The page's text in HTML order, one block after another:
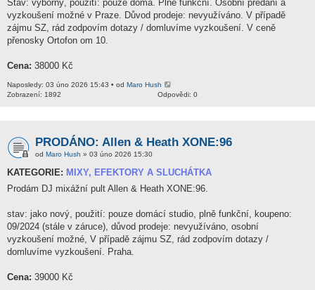
Stav: výborný, použití: pouze doma. Plně funkční. Osobní předání a
vyzkoušení možné v Praze. Důvod prodeje: nevyužíváno. V případě
zájmu SZ, rád zodpovím dotazy / domluvíme vyzkoušení. V ceně
přenosky Ortofon om 10.
Cena: 38000 Kč
Naposledy: 03 úno 2026 15:43 • od Maro Hush
Odpovědi: 0
Zobrazení: 1892
PRODÁNO: Allen & Heath XONE:96
od Maro Hush » 03 úno 2026 15:30
KATEGORIE: MIXY, EFEKTORY A SLUCHÁTKA
Prodám DJ mixážní pult Allen & Heath XONE:96.
stav: jako nový, použití: pouze domácí studio, plně funkční, koupeno:
09/2024 (stále v záruce), důvod prodeje: nevyužíváno, osobní
vyzkoušení možné, V případě zájmu SZ, rád zodpovím dotazy /
domluvíme vyzkoušení. Praha.
Cena: 39000 Kč